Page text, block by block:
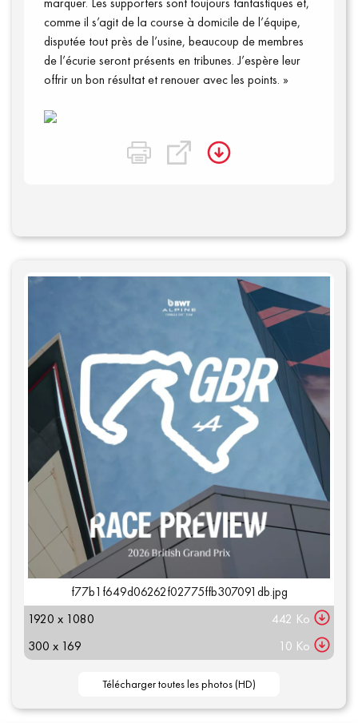
comme il s’agit de la course à domicile de l’équipe,
disputée tout près de l’usine, beaucoup de membres
de l’écurie seront présents en tribunes. J’espère leur
offrir un bon résultat et renouer avec les points. »
f77b1f649d06262f02775ffb307091db.jpg
1920 x 1080
442 Ko
300 x 169
10 Ko